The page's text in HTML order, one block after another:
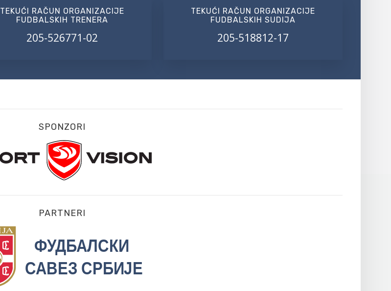
TEKUĆI RAČUN ORGANIZACIJE
FUDBALSKIH TRENERA
205-526771-02
TEKUĆI RAČUN ORGANIZACIJE
FUDBALSKIH SUDIJA
205-518812-17
SPONZORI
PARTNERI